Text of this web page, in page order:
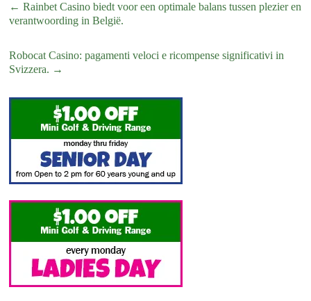
← Rainbet Casino biedt voor een optimale balans tussen plezier en
verantwoording in België.
Robocat Casino: pagamenti veloci e ricompense significativi in
Svizzera. →